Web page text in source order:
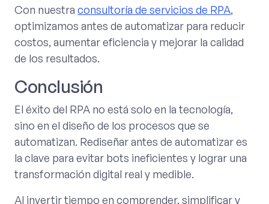
Con nuestra consultoría de servicios de RPA,
optimizamos antes de automatizar para reducir
costos, aumentar eficiencia y mejorar la calidad
de los resultados.
Conclusión
El éxito del RPA no está solo en la tecnología,
sino en el diseño de los procesos que se
automatizan. Rediseñar antes de automatizar es
la clave para evitar bots ineficientes y lograr una
transformación digital real y medible.
Al invertir tiempo en comprender, simplificar y